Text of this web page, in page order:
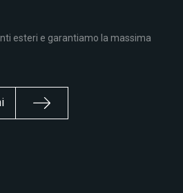
esteri e garantiamo la massima